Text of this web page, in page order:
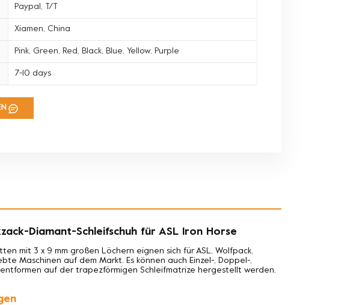
Paypal, T/T
Xiamen, China
Pink, Green, Red, Black, Blue, Yellow, Purple
7-10 days
Diamant-Schleifschuh für ASL Iron Horse
mit 3 x 9 mm großen Löchern eignen sich für ASL, Wolfpack,
Maschinen auf dem Markt. Es können auch Einzel-, Doppel-,
auf der trapezförmigen Schleifmatrize hergestellt werden.